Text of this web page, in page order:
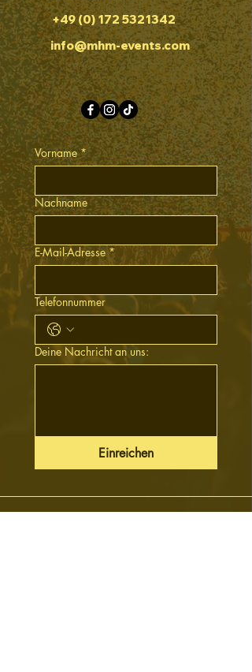
+49 (0) 172 5321342
info@mhm-events.com
Vorname *
Nachname
E-Mail-Adresse *
Telefonnummer
Deine Nachricht an uns:
Einreichen